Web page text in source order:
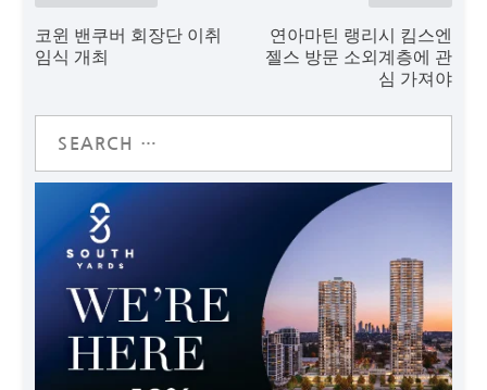
코윈 밴쿠버 회장단 이취
임식 개최
연아마틴 랭리시 킴스엔
젤스 방문 소외계층에 관
심 가져야